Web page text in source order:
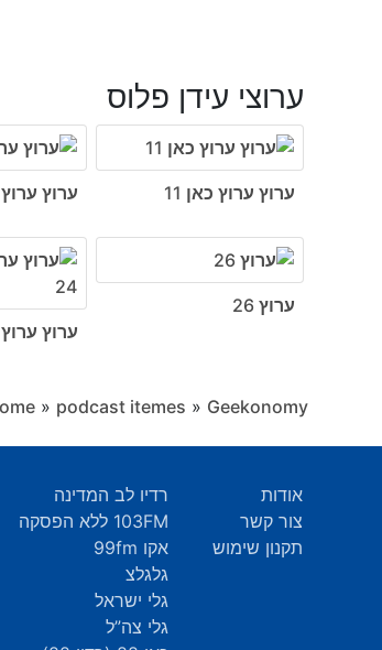
ערוצי עידן פלוס
ערוץ ערוץ כאן 11 ערוץ ערוץ
ערוץ 26
ערוץ ערוץ
» podcast itemes » Geekonomy – גיקונומי – פודקאסט שבועי על החיים עצמם
אודות
צור קשר
תקנון שימוש
רדיו לב המדינה
103FM ללא הפסקה
אקו 99fm
גלגלצ
גלי ישראל
גלי צה”ל